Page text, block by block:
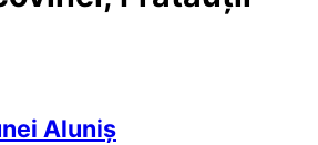
Aluniș